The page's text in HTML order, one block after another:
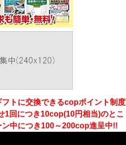
トに交換できるcopポイント制度
1回につき10cop(10円相当)のとこ
中につき100～200cop進呈中!!